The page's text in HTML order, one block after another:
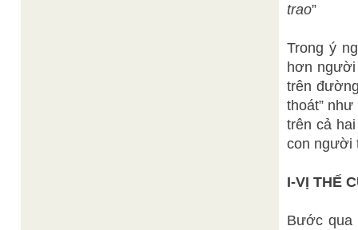
trao”
Trong ý
hơn
trên
thoát”
trên cả
con người
I-VỊ THẾ
Bước qua